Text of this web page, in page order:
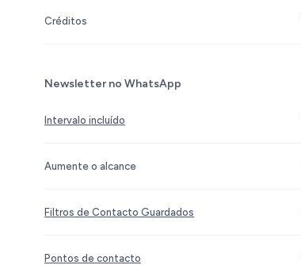
Créditos
Newsletter no WhatsApp
Intervalo incluído
Aumente o alcance
Filtros de Contacto Guardados
Pontos de contacto